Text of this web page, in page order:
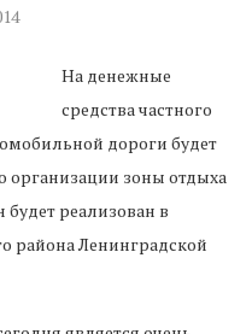
На денежные
средства частного
дороги будет
организации зоны отдыха
реализован в
района Ленинградской